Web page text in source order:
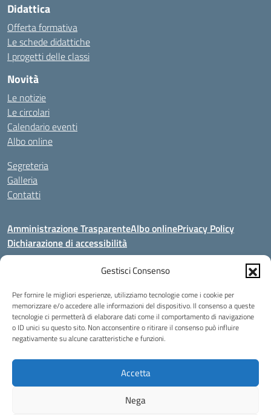
Gestisci Consenso
Per fornire le migliori esperienze, utilizziamo tecnologie come i cookie per
memorizzare e/o accedere alle informazioni del dispositivo. Il consenso a queste
tecnologie ci permetterà di elaborare dati come il comportamento di navigazione
o ID unici su questo sito. Non acconsentire o ritirare il consenso può influire
negativamente su alcune caratteristiche e funzioni.
Accetta
Nega
Didattica
Offerta formativa
Le schede didattiche
I progetti delle classi
Novità
Le notizie
Le circolari
Calendario eventi
Albo online
Segreteria
Galleria
Contatti
Amministrazione TrasparenteAlbo onlinePrivacy Policy
Dichiarazione di accessibilità
Indirizzo:V. Artigianato, 2a, 00034 COLLEFERRO (RM)
Centralino:069702212 - 3883643664 - 3318089017
Email:segreteria@istitutomarescad.it
Posta elettronica certificata (PEC):istitutomarescad@pec.it
Codice fiscale: 04557441005
RMSLR1500M - RMSLZ35008